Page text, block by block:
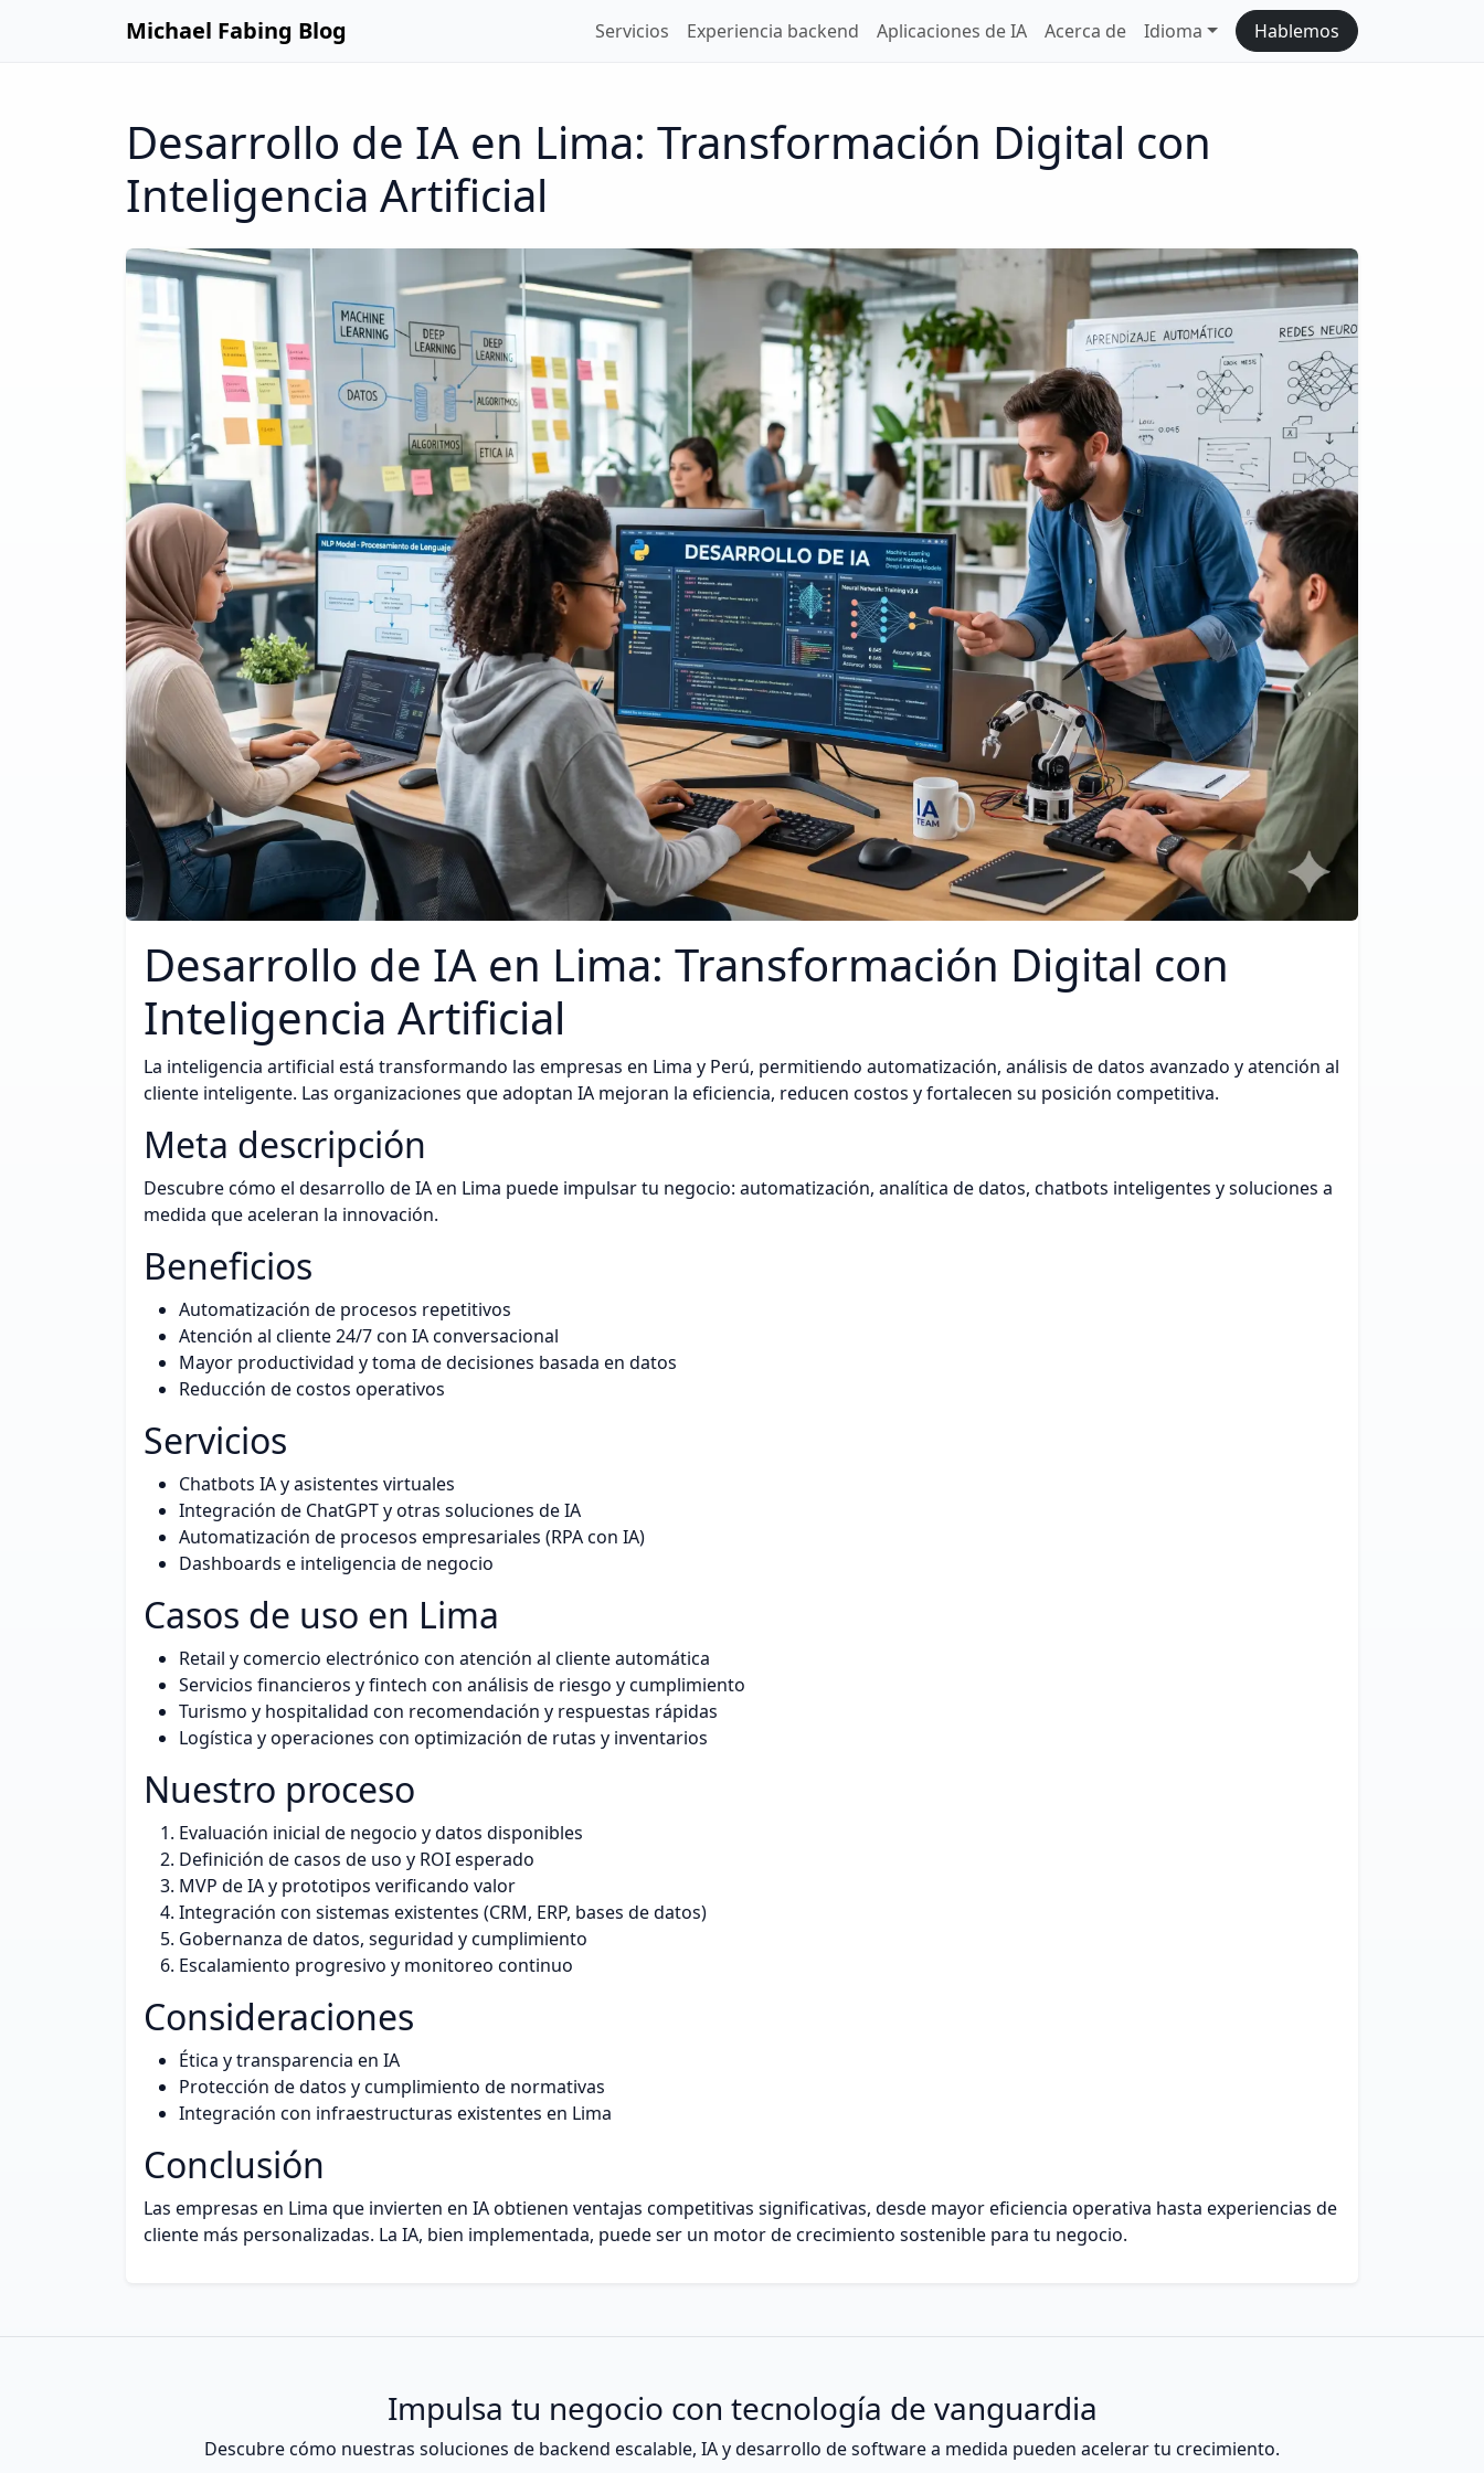
Michael Fabing Blog Servicios Experiencia backend Aplicaciones de IA Acerca de Idioma Hablemos
Desarrollo de IA en Lima: Transformación Digital con
Inteligencia Artificial
Desarrollo de IA en Lima: Transformación Digital con
Inteligencia Artificial
La inteligencia artificial está transformando las empresas en Lima y Perú, permitiendo automatización, análisis de datos avanzado y atención al
cliente inteligente. Las organizaciones que adoptan IA mejoran la eficiencia, reducen costos y fortalecen su posición competitiva.
Meta descripción
Descubre cómo el desarrollo de IA en Lima puede impulsar tu negocio: automatización, analítica de datos, chatbots inteligentes y soluciones a
medida que aceleran la innovación.
Beneficios
Automatización de procesos repetitivos
Atención al cliente 24/7 con IA conversacional
Mayor productividad y toma de decisiones basada en datos
Reducción de costos operativos
Servicios
Chatbots IA y asistentes virtuales
Integración de ChatGPT y otras soluciones de IA
Automatización de procesos empresariales (RPA con IA)
Dashboards e inteligencia de negocio
Casos de uso en Lima
Retail y comercio electrónico con atención al cliente automática
Servicios financieros y fintech con análisis de riesgo y cumplimiento
Turismo y hospitalidad con recomendación y respuestas rápidas
Logística y operaciones con optimización de rutas y inventarios
Nuestro proceso
Evaluación inicial de negocio y datos disponibles
Definición de casos de uso y ROI esperado
MVP de IA y prototipos verificando valor
Integración con sistemas existentes (CRM, ERP, bases de datos)
Gobernanza de datos, seguridad y cumplimiento
Escalamiento progresivo y monitoreo continuo
Consideraciones
Ética y transparencia en IA
Protección de datos y cumplimiento de normativas
Integración con infraestructuras existentes en Lima
Conclusión
Las empresas en Lima que invierten en IA obtienen ventajas competitivas significativas, desde mayor eficiencia operativa hasta experiencias de
cliente más personalizadas. La IA, bien implementada, puede ser un motor de crecimiento sostenible para tu negocio.
Impulsa tu negocio con tecnología de vanguardia
Descubre cómo nuestras soluciones de backend escalable, IA y desarrollo de software a medida pueden acelerar tu crecimiento.